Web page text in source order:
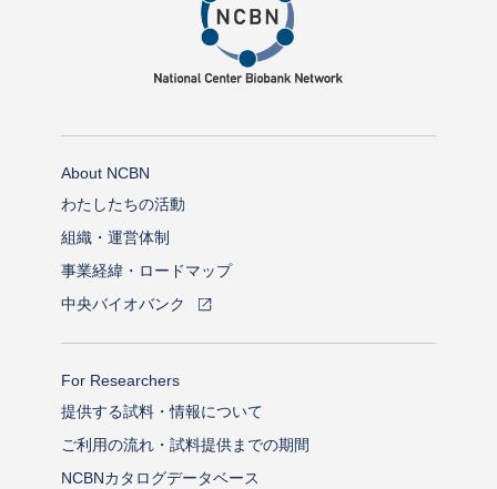
About NCBN
わたしたちの活動
組織・運営体制
事業経緯・ロードマップ
中央バイオバンク
For Researchers
提供する試料・情報について
ご利用の流れ・試料提供までの期間
NCBNカタログデータベース